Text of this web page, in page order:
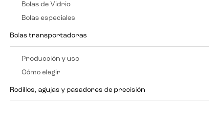
Bolas de Vidrio
Bolas especiales
Bolas transportadoras
Producción y uso
Cómo elegir
Rodillos, agujas y pasadores de precisión